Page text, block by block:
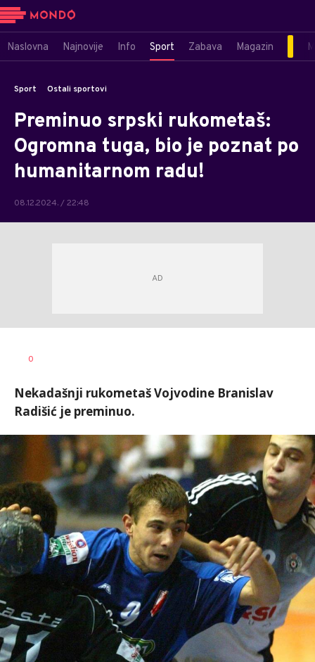
Naslovna Najnovije Info Sport Zabava Magazin
Sport Ostali sportovi
Preminuo srpski rukometaš:
Ogromna tuga, bio je poznat po
humanitarnom radu!
08.12.2024. / 22:48
AUTOR
0
Nekadašnji rukometaš Vojvodine Branislav
Radišić je preminuo.